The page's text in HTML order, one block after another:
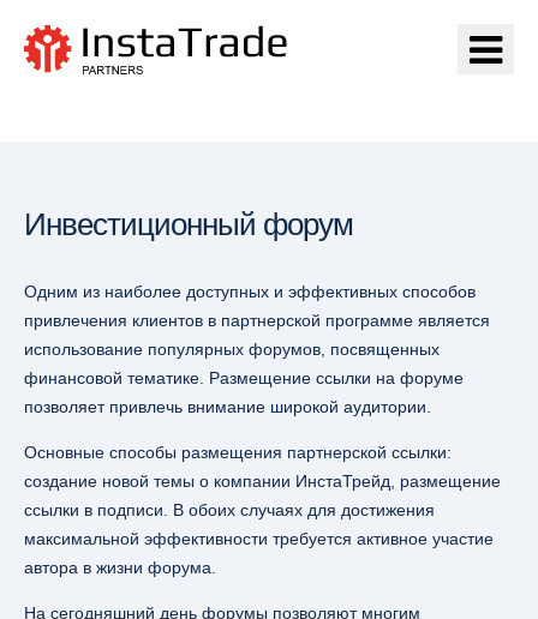
Инвестиционный форум
Одним из наиболее доступных и эффективных способов
привлечения клиентов в партнерской программе является
использование популярных форумов, посвященных
финансовой тематике. Размещение ссылки на форуме
позволяет привлечь внимание широкой аудитории.
Основные способы размещения партнерской ссылки:
создание новой темы о компании ИнстаТрейд, размещение
ссылки в подписи. В обоих случаях для достижения
максимальной эффективности требуется активное участие
автора в жизни форума.
На сегодняшний день форумы позволяют многим